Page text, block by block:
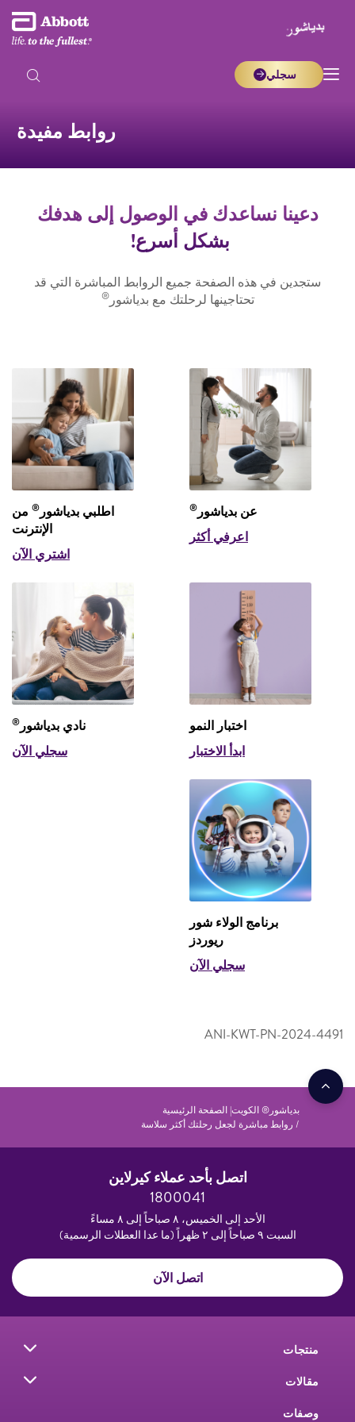
سجلي
روابط مفيدة
دعينا نساعدك في الوصول إلى هدفك
بشكل أسرع!
ستجدين في هذه الصفحة جميع الروابط المباشرة التي قد
تحتاجينها لرحلتك مع بدياشور®
عن بدياشور ®
اعرفي أكثر
اطلبي بدياشور ® من
الإنترنت
اشتري الآن
اختبار النمو
ابدأ الاختبار
نادي بدياشور ®
سجلي الآن
برنامج الولاء شور
ريوردز
سجلي الآن
ANI-KWT-PN-2024-4491
بدياشور® الكويت| الصفحة الرئيسية
روابط مباشرة لجعل رحلتك أكثر سلاسة
اتصل بأحد عملاء كيرلاين
1800041
الأحد إلى الخميس، ٨ صباحاً إلى ٨ مساءً
السبت ٩ صباحاً إلى ٢ ظهراً (ما عدا العطلات الرسمية)
اتصل الآن
منتجات
مقالات
وصفات